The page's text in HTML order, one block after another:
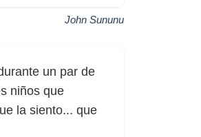
John Sununu
un par de
niños que
la siento... que